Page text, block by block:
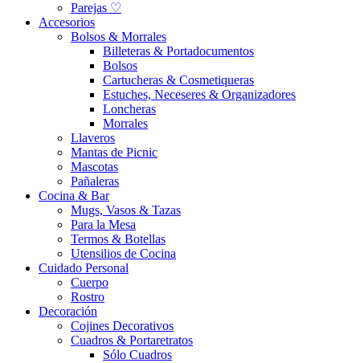
Parejas ♡
Accesorios
Bolsos & Morrales
Billeteras & Portadocumentos
Bolsos
Cartucheras & Cosmetiqueras
Estuches, Neceseres & Organizadores
Loncheras
Morrales
Llaveros
Mantas de Picnic
Mascotas
Pañaleras
Cocina & Bar
Mugs, Vasos & Tazas
Para la Mesa
Termos & Botellas
Utensilios de Cocina
Cuidado Personal
Cuerpo
Rostro
Decoración
Cojines Decorativos
Cuadros & Portaretratos
Sólo Cuadros